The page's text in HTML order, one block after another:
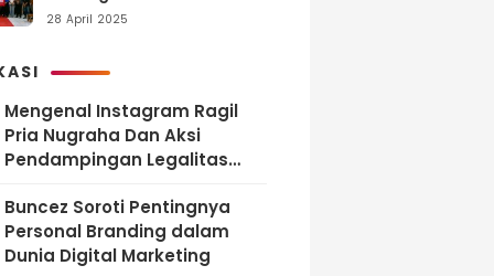
Tekad Melawan Korupsi
28 April 2025
Mengenal Instagram Ragil
Pria Nugraha Dan Aksi
Pendampingan Legalitas
‎Buncez Soroti Pentingnya
Personal Branding dalam
Dunia Digital Marketing